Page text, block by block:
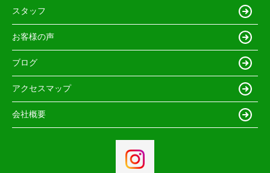
スタッフ
お客様の声
ブログ
アクセスマップ
会社概要